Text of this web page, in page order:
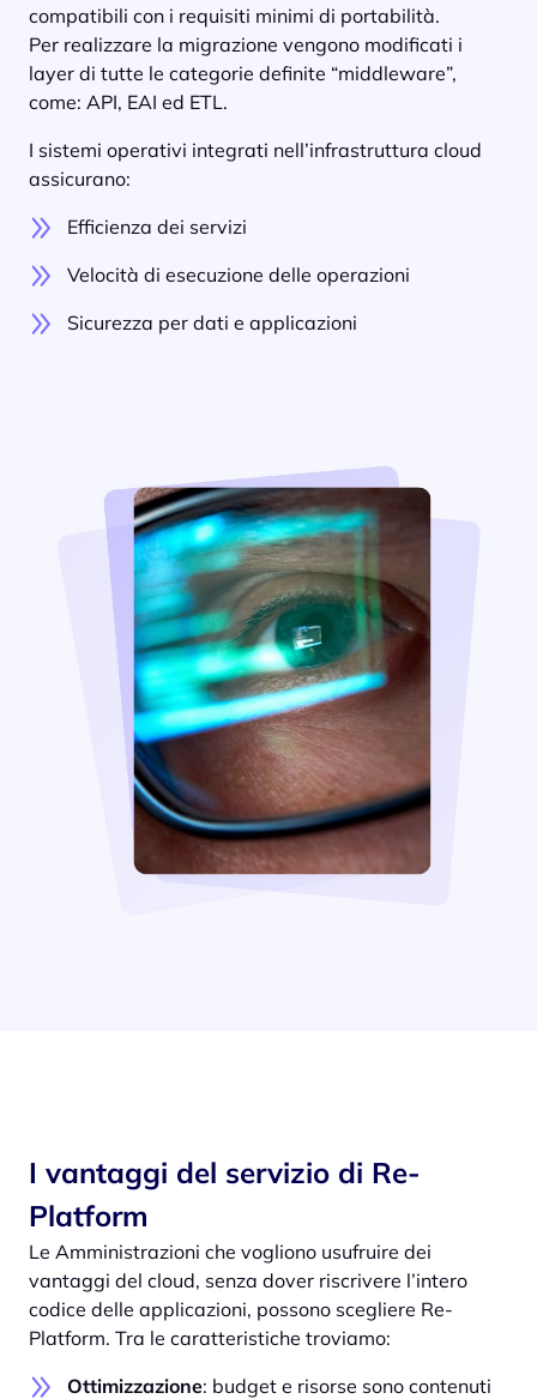
compatibili con i requisiti minimi di portabilità.
Per realizzare la migrazione vengono modificati i
layer di tutte le categorie definite “middleware”,
come: API, EAI ed ETL.
I sistemi operativi integrati nell’infrastruttura cloud
assicurano:
Efficienza dei servizi
Velocità di esecuzione delle operazioni
Sicurezza per dati e applicazioni
I vantaggi del servizio di Re-
Platform
Le Amministrazioni che vogliono usufruire dei
vantaggi del cloud, senza dover riscrivere l’intero
codice delle applicazioni, possono scegliere Re-
Platform. Tra le caratteristiche troviamo:
Ottimizzazione: budget e risorse sono contenuti